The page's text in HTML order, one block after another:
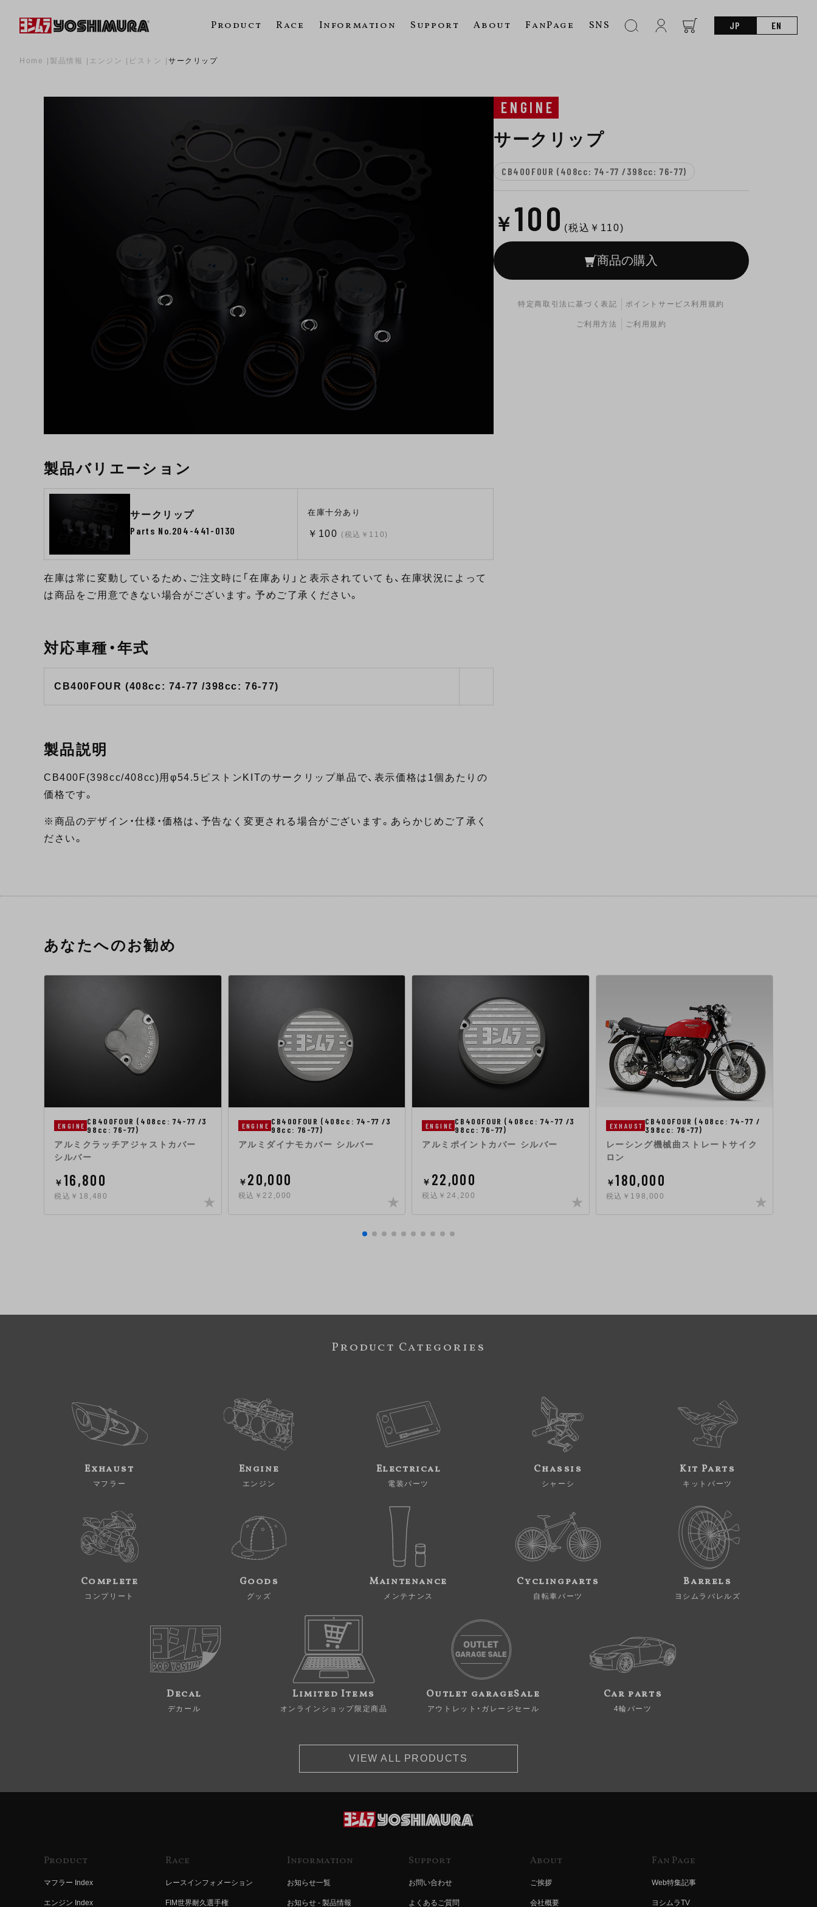
Product Race Information Support About FanPage SNS JP EN
Home 製品情報 エンジン ピストン サークリップ
ENGINE
サークリップ
CB400FOUR (408cc: 74-77 /398cc: 76-77)
￥ 100 (税込￥ 110)
商品の購入
特定商取引法に基づく表記 ポイントサービス利用規約
ご利用方法 ご利用規約
製品バリエーション
サークリップ
Parts No.204-441-0130
在庫十分あり
￥100 (税込￥110)
在庫は常に変動しているため、ご注文時に「在庫あり」と表示されていても、在庫状況によって
は商品をご用意できない場合がございます。予めご了承ください。
対応車種・年式
CB400FOUR (408cc: 74-77 /398cc: 76-77)
製品説明
CB400F(398cc/408cc)用φ54.5ピストンKITのサークリップ単品で、表示価格は1個あたりの
価格です。
※商品のデザイン・仕様・価格は、予告なく変更される場合がございます。あらかじめご了承く
ださい。
あなたへのお勧め
ENGINE CB400FOUR (408cc: 74-77 /3
98cc: 76-77)
アルミクラッチアジャストカバー
シルバー
￥ 16,800
税込￥18,480
ENGINE CB400FOUR (408cc: 74-77 /3
98cc: 76-77)
アルミダイナモカバー シルバー
￥ 20,000
税込￥22,000
ENGINE CB400FOUR (408cc: 74-77 /3
98cc: 76-77)
アルミポイントカバー シルバー
￥ 22,000
税込￥24,200
EXHAUST CB400FOUR (408cc: 74-77 /
398cc: 76-77)
レーシング機械曲ストレートサイク
ロン
￥180,000
税込￥198,000
Product Categories
Exhaust
マフラー
Engine
エンジン
Electrical
電装パーツ
Chassis
シャーシ
Kit Parts
キットパーツ
Complete
コンプリート
Goods
グッズ
Maintenance
メンテナンス
Cyclingparts
自転車パーツ
Barrels
ヨシムラバレルズ
Decal
デカール
Limited Items
オンラインショップ限定商品
Outlet garageSale
アウトレット・ガレージセール
Car parts
4輪パーツ
VIEW ALL PRODUCTS
Product
マフラー Index
エンジン Index
Race
レースインフォメーション
FIM世界耐久選手権
Information
お知らせ一覧
お知らせ - 製品情報
Support
お問い合わせ
よくあるご質問
About
ご挨拶
会社概要
Fan Page
Web特集記事
ヨシムラTV